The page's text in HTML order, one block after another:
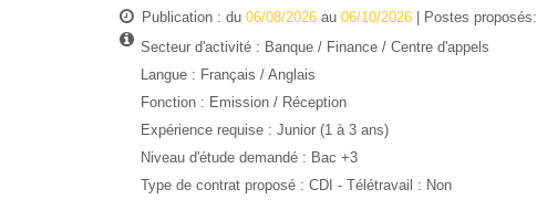
Publication : du 06/08/2026au 06/10/2026| Postes proposés:
Secteur d'activité : Banque / Finance/ Centre d'appels
Langue : Français / Anglais
Fonction : Emission / Réception
Expérience requise : Junior (1 à 3 ans)
Niveau d'étude demandé : Bac +3
Type de contrat proposé : CDI - Télétravail : Non